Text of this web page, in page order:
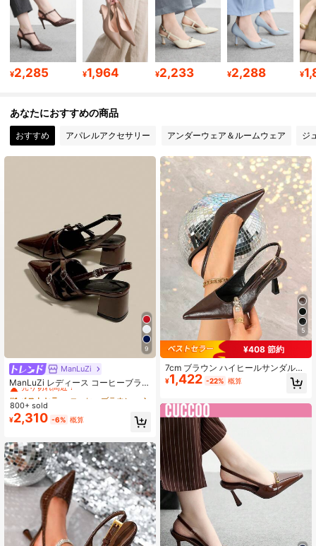
4.89 807K フォロワー
4.89 807K フォロワー
4.89 807K フォロワー
4.89 807K フォロワー
¥2,285 ¥1,964 ¥2,233 ¥2,288 ¥
あなたにおすすめの商品
おすすめ アパレルアクセサリー アンダーウェア＆ルームウェア ジ
9
ManLuZi
ManLuZi レディース コーヒーブラウ
ン ポインテッドトゥ スリングバック
チャンキーヒール ハイヒールパンプ
ス エレガント フォーマル ファッシ
ョン スリングバックパンプス
#1 ベストセラー
売り切れ間近！
#1 ベストセラー
売り切れ間近！
#1 ベストセラー
売り切れ間近！
#1 ベストセラー
コーヒーブラウン 女性用パンプス
800+ sold
¥2,310 -6% 概算
5
¥408 節約
7cm ブラウン ハイヒールサンダル、
尖った つま先 スリッポン パーティ
ーヒール、ウェディング フォーマル
¥1,422 -22% 概算